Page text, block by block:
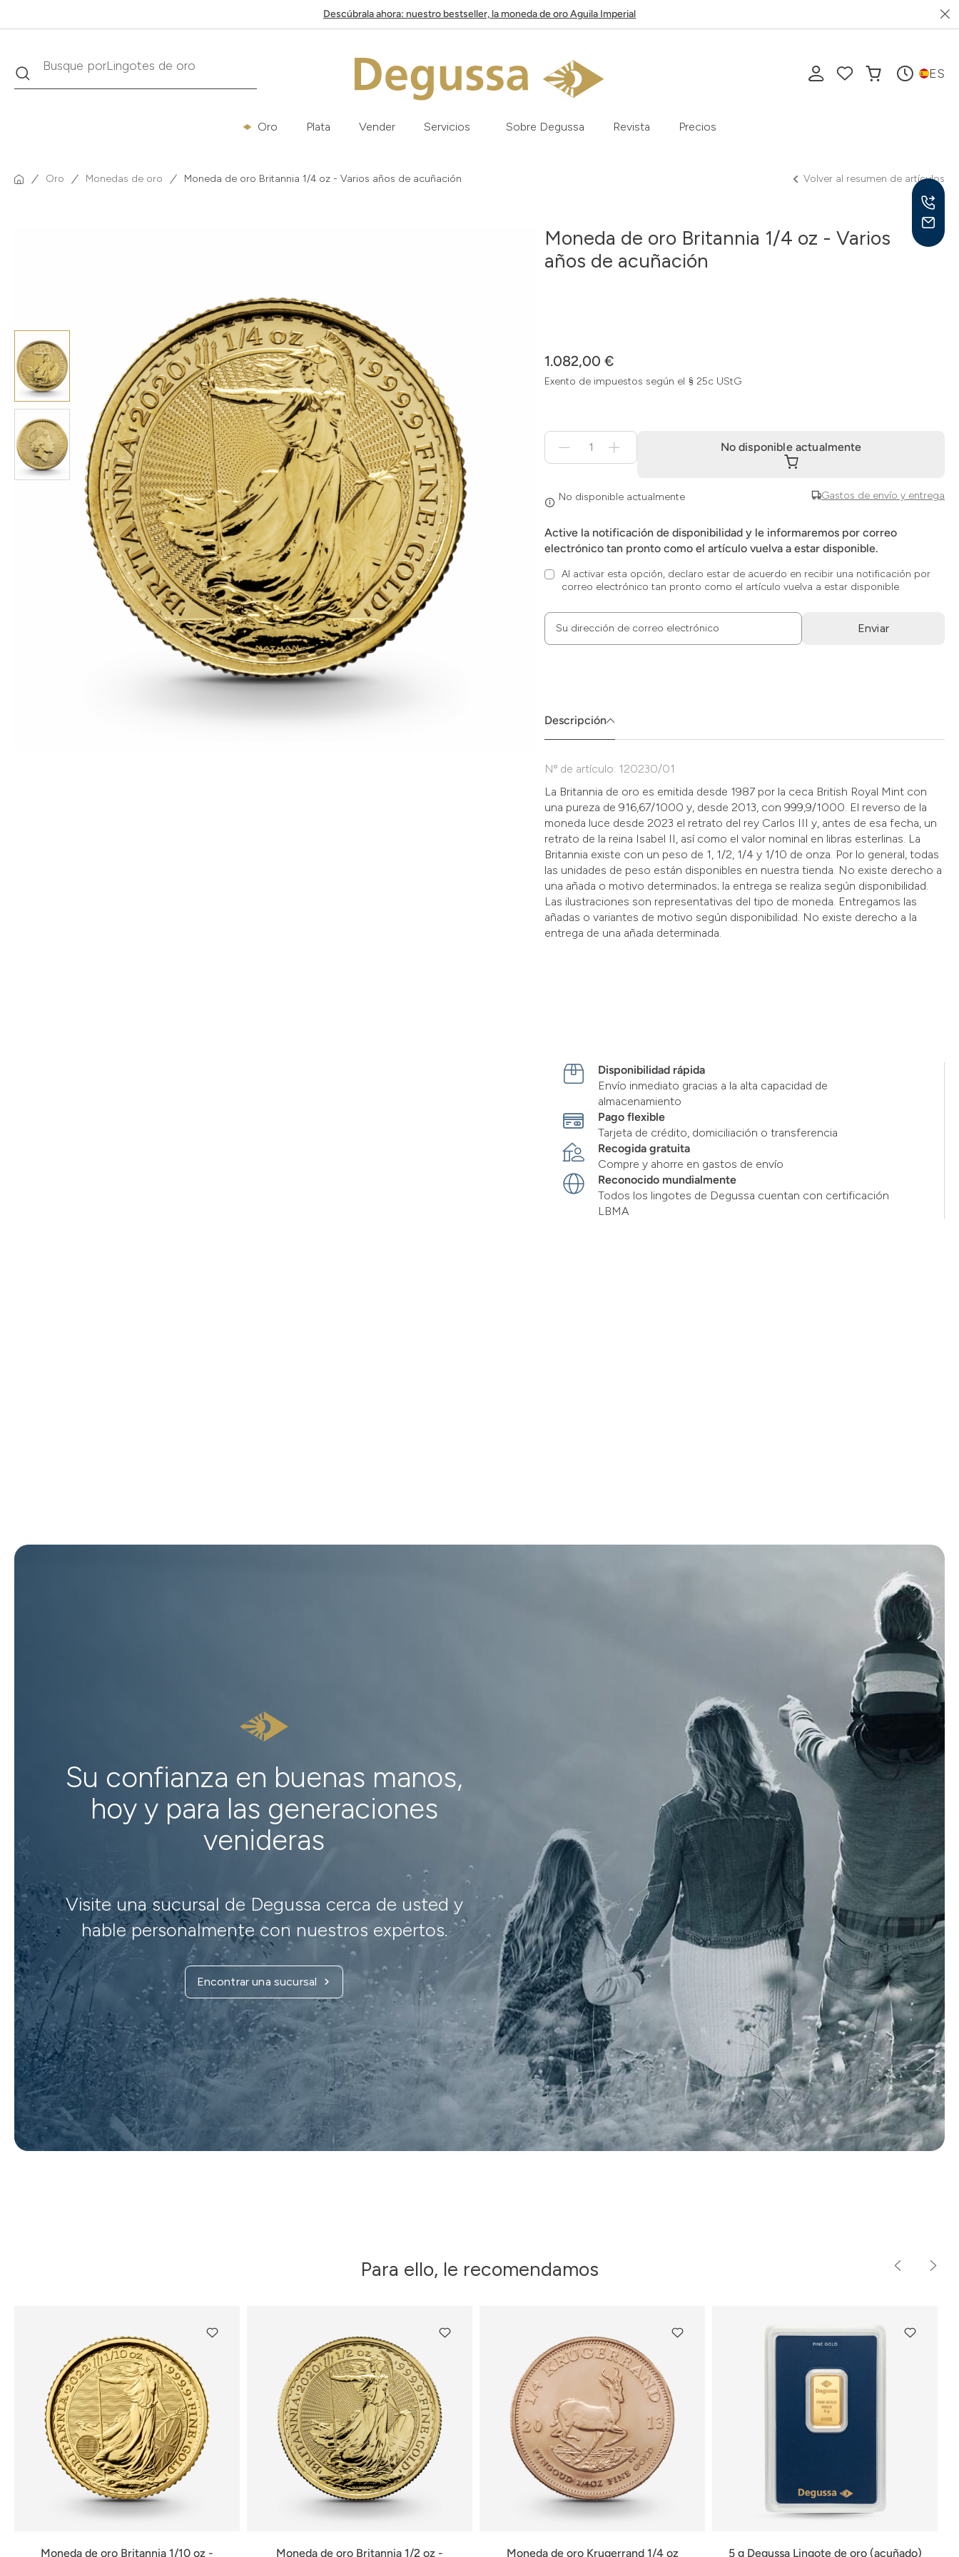
Descúbrala ahora: nuestro bestseller, la moneda de oro Aguila Imperial
BuscarBusque porKrugerrand ES
Oro Plata Vender Servicios Sobre Degussa Revista Precios
Oro Monedas de oro Moneda de oro Britannia 1/4 oz - Varios años de acuñación Volver al resumen de artículos
Moneda de oro Britannia 1/4 oz - Varios
años de acuñación
1.082,00 €
Exento de impuestos según el § 25c UStG
Gastos de envío y entrega
für
No
actualmente
No disponible actualmente
No disponible actualmente
Active la notificación de disponibilidad y le informaremos por correo
electrónico tan pronto como el artículo vuelva a estar disponible.
Al activar esta opción, declaro estar de acuerdo en recibir una notificación por
correo electrónico tan pronto como el artículo vuelva a estar disponible
Su dirección de correo electrónico
Enviar
die
Zustimmung
Descripción
Nº de artículo: 120230/01
La Britannia de oro es emitida desde 1987 por la ceca British Royal Mint con
una pureza de 916,67/1000 y, desde 2013, con 999,9/1000. El reverso de la
moneda luce desde 2023 el retrato del rey Carlos III y, antes de esa fecha, un
retrato de la reina Isabel II, así como el valor nominal en libras esterlinas. La
Britannia existe con un peso de 1, 1/2, 1/4 y 1/10 de onza. Por lo general, todas
las unidades de peso están disponibles en nuestra tienda. No existe derecho a
una añada o motivo determinados; la entrega se realiza según disponibilidad.
Las ilustraciones son representativas del tipo de moneda. Entregamos las
añadas o variantes de motivo según disponibilidad. No existe derecho a la
entrega de una añada determinada.
Disponibilidad rápida
Envío inmediato gracias a la alta capacidad de
almacenamiento
Pago flexible
Tarjeta de crédito, domiciliación o transferencia
Recogida gratuita
Compre y ahorre en gastos de envío
Reconocido mundialmente
Todos los lingotes de Degussa cuentan con certificación
LBMA
Su confianza en buenas manos,
hoy y para las generaciones
venideras
Visite una sucursal de Degussa cerca de usted y
hable personalmente con nuestros expertos.
Encontrar una sucursal
Para ello, le recomendamos
Moneda de oro Britannia 1/10 oz - Moneda de oro Britannia 1/2 oz - Moneda de oro Krugerrand 1/4 oz 5 g Degussa Lingote de oro (acuñado)